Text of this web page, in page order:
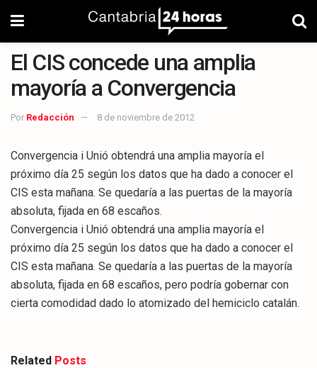
El CIS concede una amplia
mayoría a Convergencia
Por Redacción 8 de noviembre de 2012
Convergencia i Unió obtendrá una amplia mayoría el
próximo día 25 según los datos que ha dado a conocer el
CIS esta mañana. Se quedaría a las puertas de la mayoría
absoluta, fijada en 68 escaños.
Convergencia i Unió obtendrá una amplia mayoría el
próximo día 25 según los datos que ha dado a conocer el
CIS esta mañana. Se quedaría a las puertas de la mayoría
absoluta, fijada en 68 escaños, pero podría gobernar con
cierta comodidad dado lo atomizado del hemiciclo catalán.
Related Posts